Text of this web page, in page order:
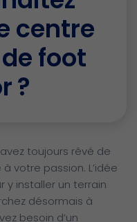
centre
foot
?
toujours rêvé de
votre passion. L’idée
y installer un terrain
désormais à
besoin d’un